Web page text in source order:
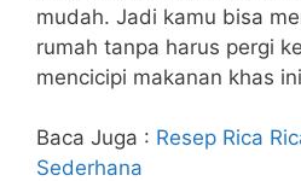
mudah. Jadi kamu bisa
rumah tanpa harus pergi
mencicipi makanan khas
Baca Juga : Resep Rica
Sederhana